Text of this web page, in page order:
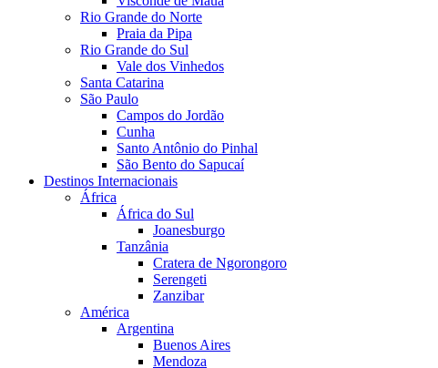
Rio Grande do Norte
Praia da Pipa
Rio Grande do Sul
Vale dos Vinhedos
Santa Catarina
São Paulo
Campos do Jordão
Cunha
Santo Antônio do Pinhal
São Bento do Sapucaí
Destinos Internacionais
África
África do Sul
Joanesburgo
Tanzânia
Cratera de Ngorongoro
Serengeti
Zanzibar
América
Argentina
Buenos Aires
Mendoza